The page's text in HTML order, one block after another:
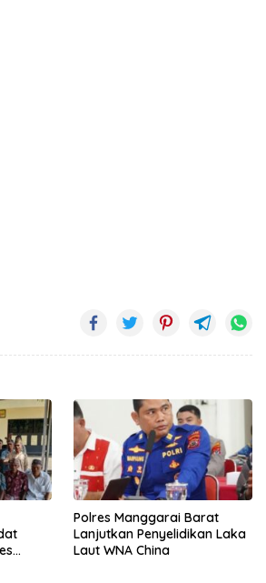
Polres Manggarai Barat
Lanjutkan Penyelidikan Laka
Laut WNA China